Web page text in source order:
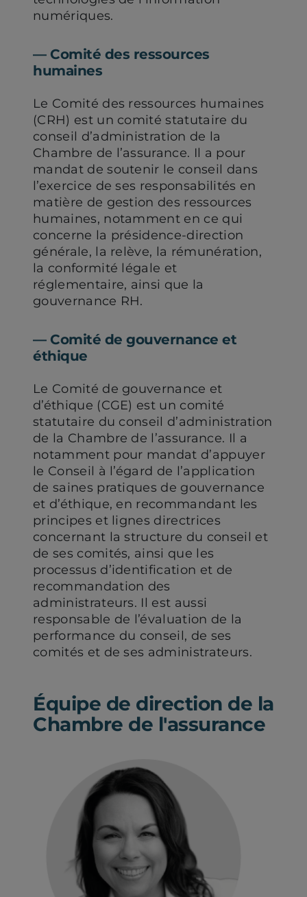
numériques.
― Comité des ressources
humaines
Le Comité des ressources humaines
(CRH) est un comité statutaire du
conseil d’administration de la
Chambre de l’assurance. Il a pour
mandat de soutenir le conseil dans
l’exercice de ses responsabilités en
matière de gestion des ressources
humaines, notamment en ce qui
concerne la présidence-direction
générale, la relève, la rémunération,
la conformité légale et
réglementaire, ainsi que la
gouvernance RH.
― Comité de gouvernance et
éthique
Le Comité de gouvernance et
d’éthique (CGE) est un comité
statutaire du conseil d’administration
de la Chambre de l’assurance. Il a
notamment pour mandat d’appuyer
le Conseil à l’égard de l’application
de saines pratiques de gouvernance
et d’éthique, en recommandant les
principes et lignes directrices
concernant la structure du conseil et
de ses comités, ainsi que les
processus d’identification et de
recommandation des
administrateurs. Il est aussi
responsable de l’évaluation de la
performance du conseil, de ses
comités et de ses administrateurs.
Équipe de direction de la
Chambre de l'assurance